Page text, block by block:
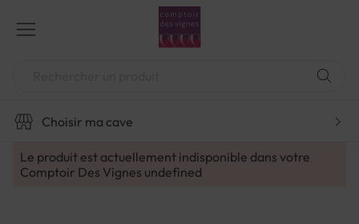
contenu
Choisir ma cave
Le produit est actuellement indisponible dans votre
Comptoir Des Vignes undefined